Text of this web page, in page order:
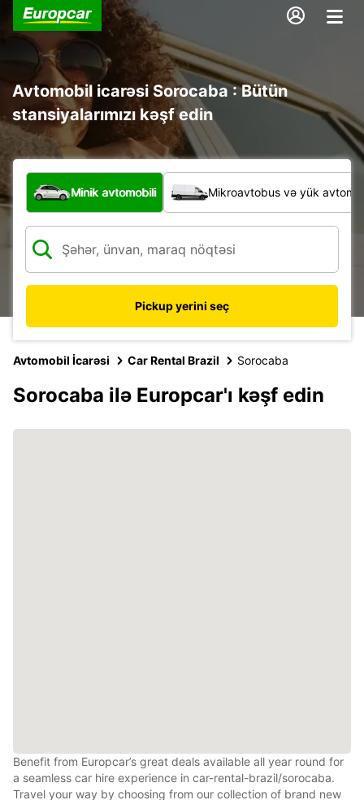
Avtomobil icarəsi Sorocaba : Bütün
stansiyalarımızı kəşf edin
Hansı növ nəqliyyat vasitəsi?
Minik avtomobili Mikroavtobus və yük
Pickup yerini seç
Avtomobil İcarəsi Car Rental Brazil Sorocaba
Sorocaba ilə Europcar'ı kəşf edin
Benefit from Europcar’s great deals available all year round for
a seamless car hire experience in car-rental-brazil/sorocaba.
Travel your way by choosing from our collection of brand new